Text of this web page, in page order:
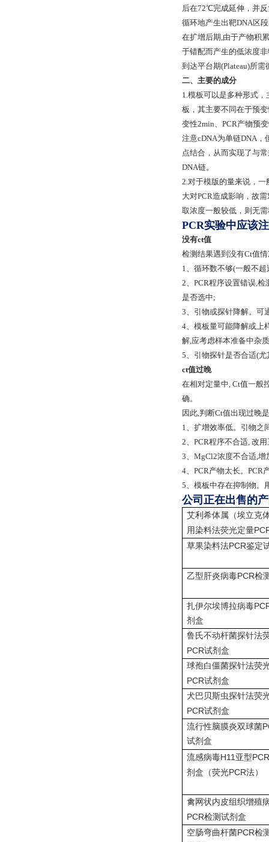
后在72℃完成延伸，并
循环地产生出靶DNA区
在扩增后期,由于产物积
于错配而产生的低浓度
到达平台期(Plateau)所
二、主要的成分
1.模板可以是多种形式
板，其主要不同在于预
变性2min、PCR产物预
注意cDNA为单链DNA，
点结合，从而实现了与
DNA链。
2.对于模版的量来说，
大对PCR造成影响，故
取浓度一般较低，则无
PCR实验中应该
没有ct值
检测结果遇到没有Ct值
1、循环数不够(一般不
2、PCR程序设置错误,
是否选中;
3、引物或探针降解。可
4、模板量可能降解或上
解,应考虑样本准备中杂
5、引物探针是否合适(
ct值过晚
在相对定量中, Ct值一般
确。
因此,判断Ct值出现过晚
1、扩增效率低。引物之
2、PCR程序不合适, 改
3、MgCl2浓度不合适,增
4、PCR产物太长。PCR
5、模板中存在抑制物。
公司正在出售的
艾利希体属（埃立克
用染料法荧光定量
草果染料法PCR鉴定
乙型肝炎病毒PCR检
扎伊尔埃博拉病毒
剂盒
鲁氏不动杆菌探针法
PCR试剂盒
球孢白僵菌探针法荧
PCR试剂盒
犬巴贝斯虫探针法荧
PCR试剂盒
流行性脑膜炎双球菌
试剂盒
流感病毒H11 亚型PCR
剂盒（荧光PCR法）
禽网状内皮组织增殖
PCR检测试剂盒
空肠弯曲杆菌PCR检